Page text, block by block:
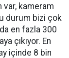
var, kameram
durum bizi çok
en fazla 300
çıkıyor. En
içinde 8 bin